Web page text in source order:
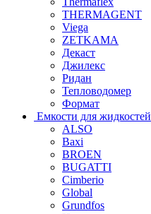
THERMAGENT
Viega
ZETKAMA
Декаст
Джилекс
Ридан
Тепловодомер
Формат
Емкости для жидкостей
ALSO
Baxi
BROEN
BUGATTI
Cimberio
Global
Grundfos